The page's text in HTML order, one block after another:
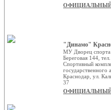
"Динамо"
МУ Дворец спорта
Береговая 144,
Спортивный
государственного
Краснодар, ул.
37